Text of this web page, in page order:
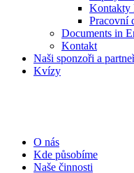
Kontakty
Pracovní
Documents in
Kontakt
Naši sponzoři a
Kvízy
O nás
Kde působíme
Naše činnosti